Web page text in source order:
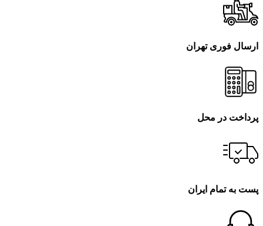
ارسال فوری تهران
پرداخت در محل
پست به تمام ایران